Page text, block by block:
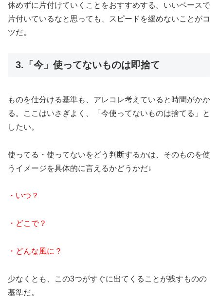
休めずに片付けていくことをおすすめする。いいペースで
片付いているなと思っても、スピードを緩めないことがコ
ツだ。
3.「今」使ってないものは即捨て
ものを仕分ける基準も、アレコレ考えていると時間がかか
る。ここはいさぎよく、「今使ってないものは捨てる」と
したい。
使ってる・使ってないをどう判断するかは、そのものを使
うイメージを具体的に言えるかどうかだ↓
・いつ？
・どこで？
・どんな風に？
少なくとも、この3つがすぐに出てくることが残すものの
基準だ。